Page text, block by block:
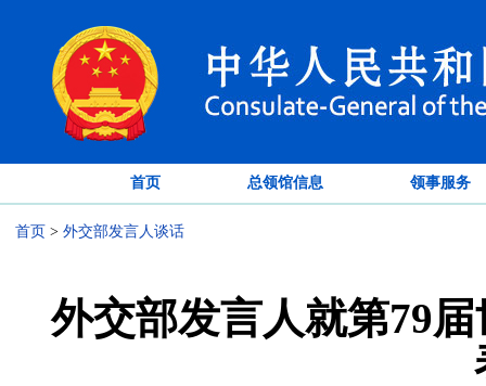
首页 总领馆信息 领事服务
首页 > 外交部发言人谈话
外交部发言人就第79